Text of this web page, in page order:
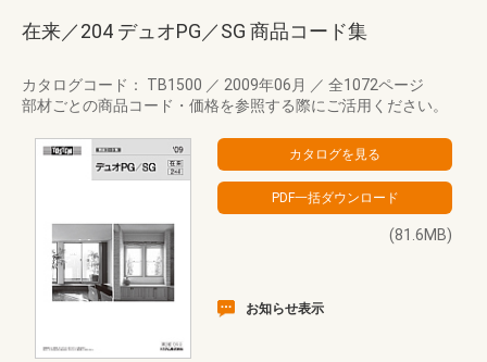
在来／204 デュオPG／SG 商品コード集
カタログコード： TB1500 ／ 2009年06月 ／ 全1072ページ
部材ごとの商品コード・価格を参照する際にご活用ください。
(81.6MB)
お知らせ表示